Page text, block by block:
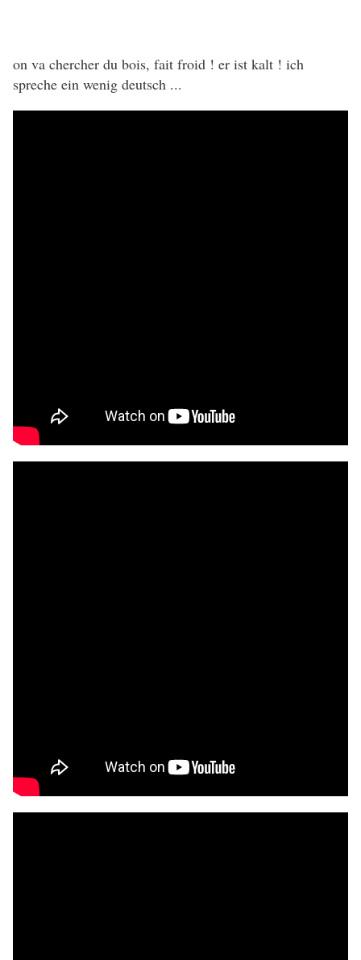
on va chercher du bois, fait froid ! er ist kalt ! ich
spreche ein wenig deutsch ...